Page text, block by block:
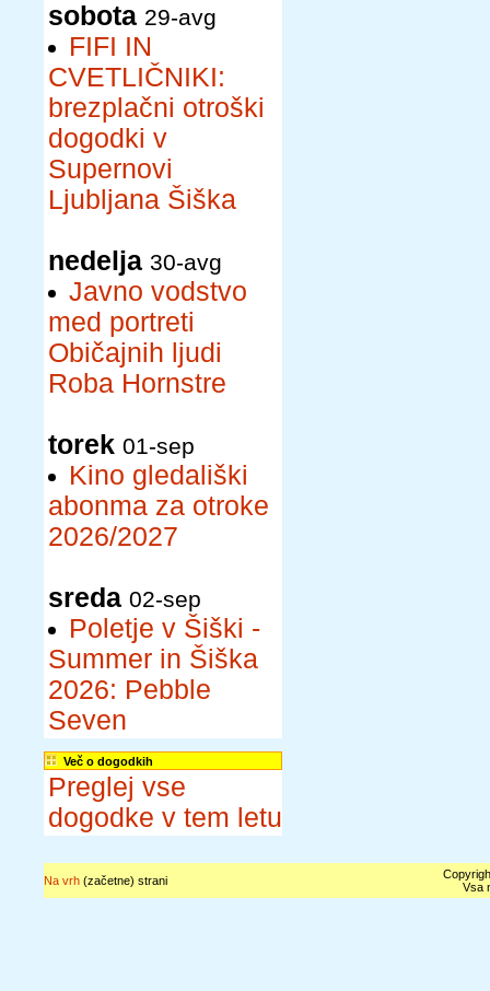
sobota 29-avg
FIFI IN
CVETLIČNIKI:
brezplačni otroški
dogodki v
Supernovi
Ljubljana Šiška
nedelja 30-avg
Javno vodstvo
med portreti
Običajnih ljudi
Roba Hornstre
torek 01-sep
Kino gledališki
abonma za otroke
2026/2027
sreda 02-sep
Poletje v Šiški -
Summer in Šiška
2026: Pebble
Seven
Več o dogodkih
Preglej vse
dogodke v tem letu
Na vrh(začetne) strani
Vsa